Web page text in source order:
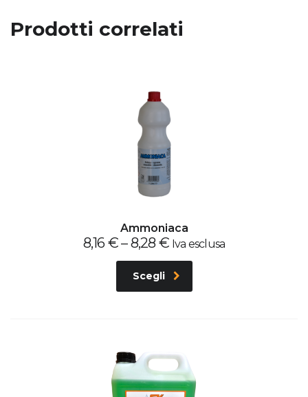
Prodotti correlati
Ammoniaca
8,16 €–8,28 € Iva esclusa
Scegli